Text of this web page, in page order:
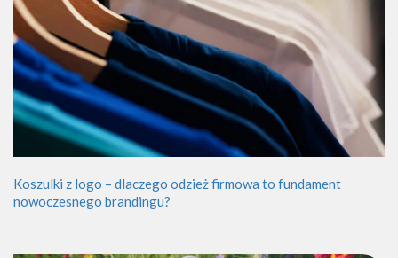
Koszulki z logo – dlaczego odzież firmowa to fundament
nowoczesnego brandingu?